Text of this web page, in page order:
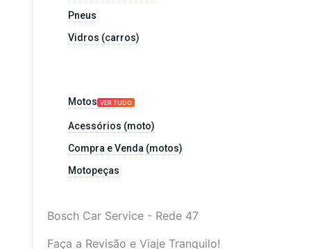
Pneus
Vidros (carros)
Motos VER TUDO
Acessórios (moto)
Compra e Venda (motos)
Motopeças
Bosch Car Service - Rede 47
Faça a Revisão e Viaje Tranquilo!